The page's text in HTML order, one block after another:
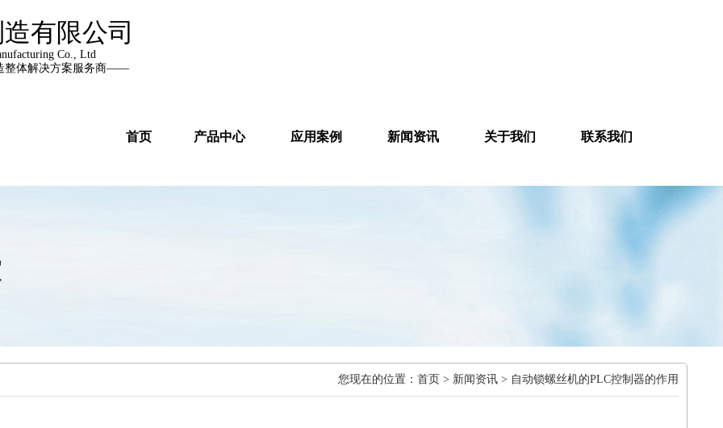
有限公司
Co., Ltd
整体解决方案服务商——
首页 产品中心 应用案例 新闻资讯 关于我们 联系我们
您现在的位置： 首页 > 新闻资讯 > 自动锁螺丝机的PLC控制器的作用